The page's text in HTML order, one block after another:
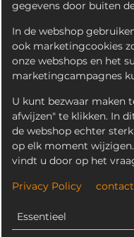
gegevens door buiten
In de webshop
ook marketingcookies
onze webshops en het
marketingcampagnes
U kunt bezwaar maken
afwijzen" te klikken. In
de webshop echter
op elk moment
vindt u door op het
Privacy Policy
Essentieel